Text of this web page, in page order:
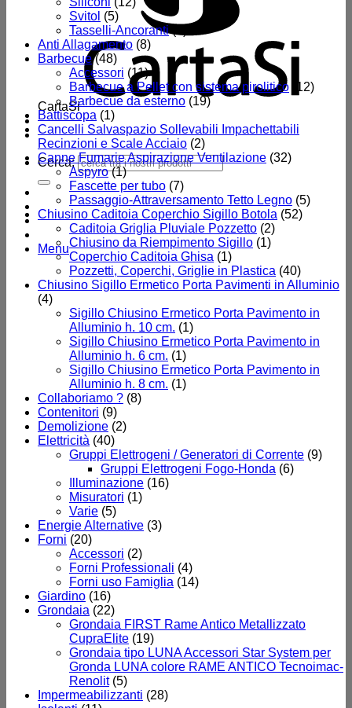
CartaSi
Cerca:
Menu
Svitol (5)
Tasselli-Ancoranti
Anti Allagamento (8)
Barbecue (48)
Accessori (11)
Barbecue a Pellet con sistema pirolitico
(12)
Barbecue da esterno (19)
Battiscopa (1)
Cancelli Salvaspazio Sollevabili Impachettabili
Recinzioni e Scale Acciaio (2)
Canne Fumarie Aspirazione Ventilazione (32)
Aspyro (1)
Fascette per tubo (7)
Passaggio-Attraversamento Tetto Legno (5)
Chiusino Caditoia Coperchio Sigillo Botola (52)
Caditoia Griglia Pluviale Pozzetto (2)
Chiusino da Riempimento Sigillo (1)
Coperchio Caditoia Ghisa (1)
Pozzetti, Coperchi, Griglie in Plastica (40)
Chiusino Sigillo Ermetico Porta Pavimenti in Alluminio
(4)
Sigillo Chiusino Ermetico Porta Pavimento in
Alluminio h. 10 cm. (1)
Sigillo Chiusino Ermetico Porta Pavimento in
Alluminio h. 6 cm. (1)
Sigillo Chiusino Ermetico Porta Pavimento in
Alluminio h. 8 cm. (1)
Collaboriamo ? (8)
Contenitori (9)
Demolizione (2)
Elettricità (40)
Gruppi Elettrogeni / Generatori di Corrente (9)
Gruppi Elettrogeni Fogo-Honda (6)
Illuminazione (16)
Misuratori (1)
Varie (5)
Energie Alternative (3)
Forni (20)
Accessori (2)
Forni Professionali (4)
Forni uso Famiglia (14)
Giardino (16)
Grondaia (22)
Grondaia FIRST Rame Antico Metallizzato
CupraElite (19)
Grondaia tipo LUNA Accessori Star System per
Gronda LUNA colore RAME ANTICO Tecnoimac-
Renolit (5)
Impermeabilizzanti (28)